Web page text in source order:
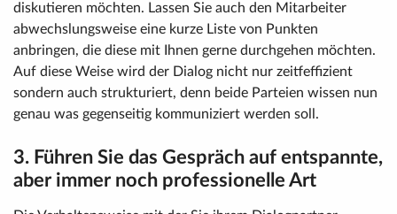
diskutieren möchten. Lassen Sie auch den Mitarbeiter
abwechslungsweise eine kurze Liste von Punkten
anbringen, die diese mit Ihnen gerne durchgehen möchten.
Auf diese Weise wird der Dialog nicht nur zeitfeffizient
sondern auch strukturiert, denn beide Parteien wissen nun
genau was gegenseitig kommuniziert werden soll.
3. Führen Sie das Gespräch auf entspannte,
aber immer noch professionelle Art